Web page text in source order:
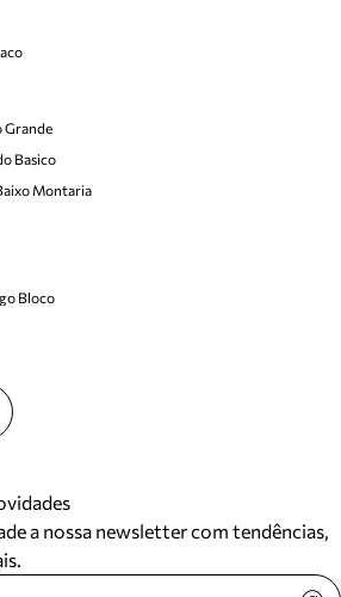
Grande
Basico
Montaria
Bloco
a nossa newsletter com tendências,